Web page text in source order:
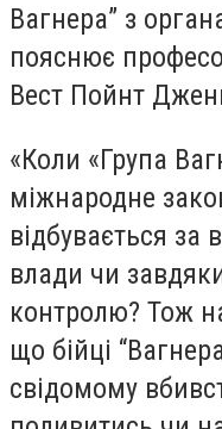
Вагнера” з
пояснює
Вест Пойнт
«Коли «Група
міжнародне
відбувається за
влади чи
контролю? Тож
що бійці
свідомому